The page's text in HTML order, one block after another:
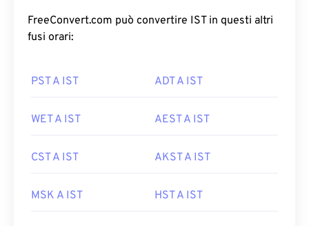
FreeConvert.com può convertire IST in questi altri
fusi orari:
PST A IST ADT A IST
WET A IST AEST A IST
CST A IST AKST A IST
MSK A IST HST A IST